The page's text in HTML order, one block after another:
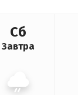
Сб
Завтра